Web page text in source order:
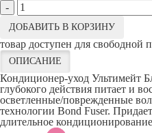
-
ДОБАВИТЬ В КОРЗИНУ
товар доступен для свободной
ОПИСАНИЕ
Кондиционер-уход Ультимейт
глубокого действия питает и
осветленные/поврежденные
технологии Bond Fuser.
длительное